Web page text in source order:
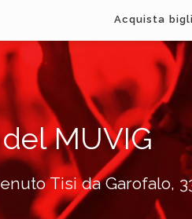
Acquista
MUVIG
Tisi da Garofalo,